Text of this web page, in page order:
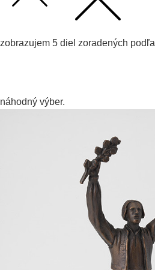
zobrazujem 5 diel zoradených podľa
náhodný výber.